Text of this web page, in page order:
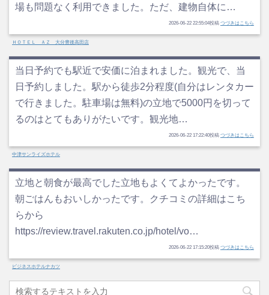
場も問題なく利用できました。ただ、建物自体に…
2026-06-22 22:55:04投稿 つづきはこちら
ＨＯＴＥＬ ＡＺ 大分豊後高田店
当日予約でも駅近で安価に泊まれました。観光で、当
日予約しました。駅から徒歩2分程度(自分はレンタカー
で行きました。駐車場は無料)の立地で5000円を切って
るのはとてもありがたいです。観光地…
2026-06-22 17:22:40投稿 つづきはこちら
中津サンライズホテル
立地と朝食が最高でした立地もよくてよかったです。
朝ごはんもおいしかったです。クチコミの詳細はこち
らから
https://review.travel.rakuten.co.jp/hotel/vo…
2026-06-22 17:15:20投稿 つづきはこちら
ビジネスホテルナカツ